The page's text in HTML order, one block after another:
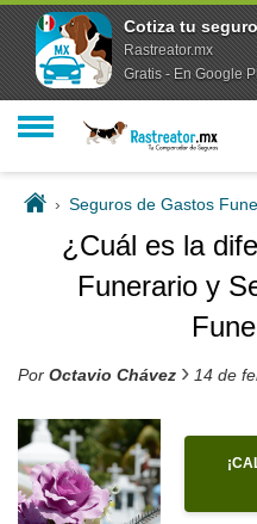
› Seguros de Gastos
¿Cuál es la
Funerario y
Por Octavio Chávez › 14 de
Cotiza tu
Rastreator.mx
Gratis - En Google